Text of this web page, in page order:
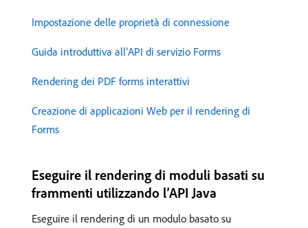
Impostazione delle proprietà di connessione
Guida introduttiva all’API di servizio Forms
Rendering dei PDF forms interattivi
Creazione di applicazioni Web per il rendering di
Forms
Eseguire il rendering di moduli basati su
frammenti utilizzando l’API Java
Eseguire il rendering di un modulo basato su